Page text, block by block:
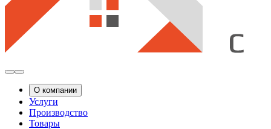
О компании
Услуги
Производство
Товары